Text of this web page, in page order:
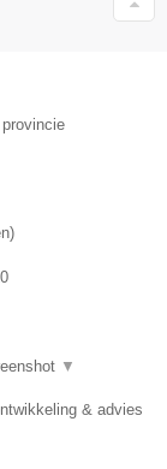
)
▼
& advies